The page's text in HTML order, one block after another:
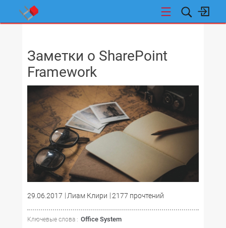
Заметки о SharePoint
Framework
29.06.2017 Лиам Клири 2177 прочтений
Ключевые слова : Office System